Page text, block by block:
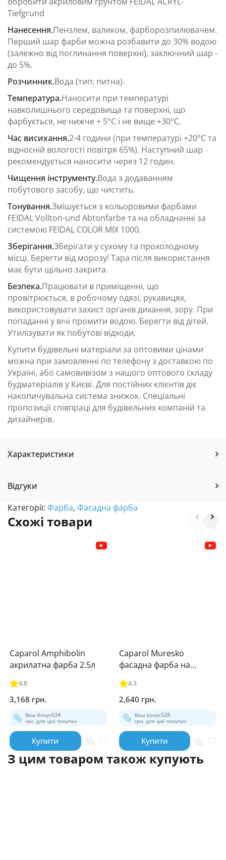
Tiefgrund
Нанесення.Пензлем, валиком, фарборозпилювачем.
Перший шар фарби можна розбавити до 30% водою
(залежно від поглинання поверхні), заключний шар -
до 5%.
Розчинник.Вода (тип: питна).
Температура.Наносити при температурі
навколишнього середовища та поверхні, що
фарбується, не нижче + 5°С і не вище +30°С.
Час висихання.2-4 години (при температурі +20°С та
відносній вологості повітря 65%). Наступний шар
рекомендується наносити через 12 годин.
Чищення інструменту.Вода з додаванням
побутового засобу, що чистить.
Тонування.Змішується з кольоровими фарбами
FEIDAL Vollton-und Abtоnfarbe та на обладнанні за
системою FEIDAL COLOR MIX 1000.
Зберігання.Зберігати у сухому та прохолодному
місці. Берегти від морозу! Тара після використання
має бути щільно закрита.
Безпека.Працювати в приміщенні, що
провітрюється, в робочому одязі, рукавицях,
використовувати захист органів дихання, зору. При
попаданні у вічі промити водою. Берегти від дітей.
Утилізувати як побутові відходи.
Купити будівельні матеріали за оптовими цінами
можна при замовленні по телефону з доставкою по
Україні, або самовивізом з нашого оптового складу
будматеріалів у Києві. Для постійних клієнтів діє
накопичувальна система знижок. Спеціальні
пропозиції співпраці для будівельних компаній та
дизайнерів.
Характеристики
Відгуки
Категорії: Фарба, Фасадна фарба
Схожі товари
Caparol Amphibolin
акрилатна фарба 2.5л
4.8
3,168 грн.
Ваш бонус634
грн. для цієї покупки
Купити
Caparol Muresko
фасадна фарба на
основі SilaCryl 2.5л
4.3
2,640 грн.
Ваш бонус528
грн. для цієї покупки
Купити
З цим товаром також купують